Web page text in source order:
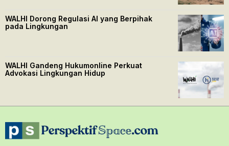
WALHI Dorong Regulasi AI yang Berpihak
pada Lingkungan
WALHI Gandeng Hukumonline Perkuat
Advokasi Lingkungan Hidup